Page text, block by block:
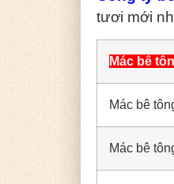
tươi mới
Mác bê
Mác bê
Mác bê